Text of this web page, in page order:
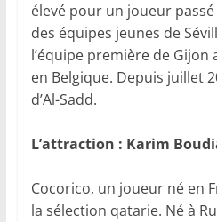
élevé pour un joueur
des équipes jeunes de
l’équipe première de Gijon
en Belgique. Depuis juillet
d’Al-Sadd.
L’attraction : Karim
Cocorico, un joueur né en
la sélection qatarie. Né à